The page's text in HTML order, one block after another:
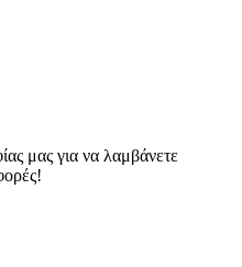
μας για να λαμβάνετε